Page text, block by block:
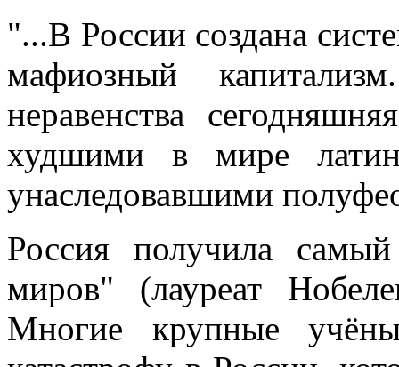
"...В России создана
мафиозный
неравенства
худшими в мире
унаследовавшими
Россия получила
миров" (лауреат
Многие крупные